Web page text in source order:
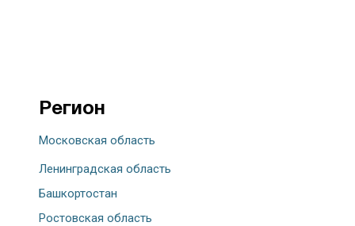
Регион
Московская область
Ленинградская область
Башкортостан
Ростовская область